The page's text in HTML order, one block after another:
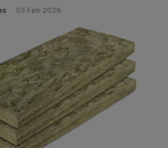
05 Feb 2026